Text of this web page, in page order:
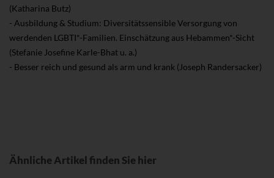
(Katharina Butz)
- Ausbildung & Studium: Diversitätssensible Versorgung von
werdenden LGBTI*-Familien. Einschätzung aus Hebammen*-Sicht
(Stefanie Josefine Karle-Bhat u. a.)
- Besser reich und gesund als arm und krank (Joseph Randersacker)
Ähnliche Artikel finden Sie hier